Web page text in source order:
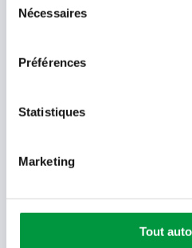
Nécessaires
Préférences
Statistiques
Marketing
Tout
email
- Sélectionner -
Quel
En soumettant votre
recevoir des e-mails de